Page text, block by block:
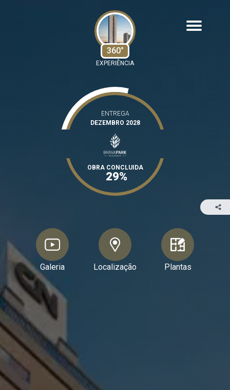
360°
EXPERIÊNCIA
ENTREGA
DEZEMBRO 2028
OBRA CONCLUIDA
29%
Galeria Localização Plantas